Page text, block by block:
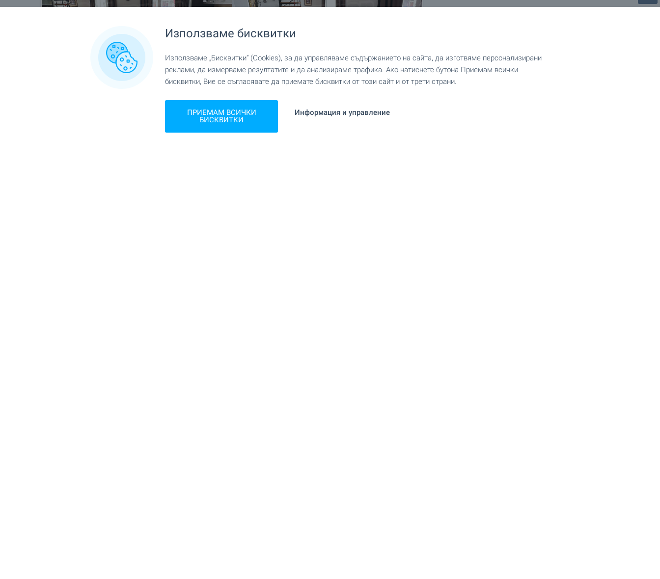
+51
Използваме бисквитки
Използваме „Бисквитки“ (Cookies), за да управляваме съдържанието на сайта, да изготвяме персонализирани
реклами, да измерваме резултатите и да анализираме трафика. Ако натиснете бутона Приемам всички
бисквитки, Вие се съгласявате да приемате бисквитки от този сайт и от трети страни.
ПРИЕМАМ ВСИЧКИ
БИСКВИТКИ
Информация и управление